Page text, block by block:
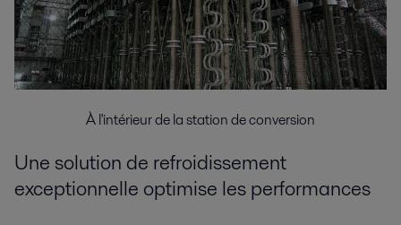
À l'intérieur de la station de conversion
Une solution de refroidissement
exceptionnelle optimise les performances